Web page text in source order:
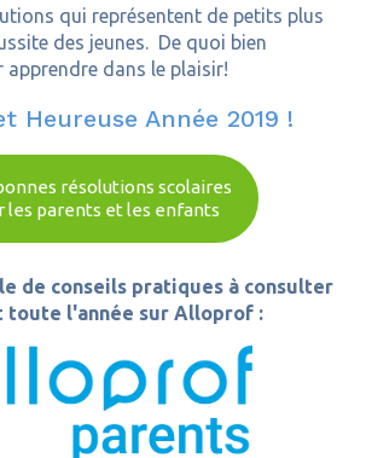
qui représentent de petits plus
des jeunes. De quoi bien
dans le plaisir!
Heureuse Année 2019 !
résolutions scolaires
les parents et les enfants
de conseils pratiques à consulter
toute l'année sur Alloprof :